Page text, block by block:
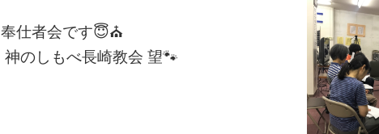
奉仕者会です😇⛪️
神のしもべ長崎教会 望🐾